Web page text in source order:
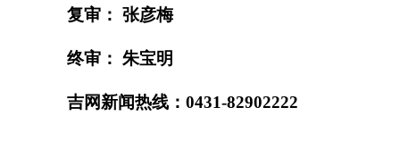
复审： 张彦梅
终审： 朱宝明
吉网新闻热线：0431-82902222